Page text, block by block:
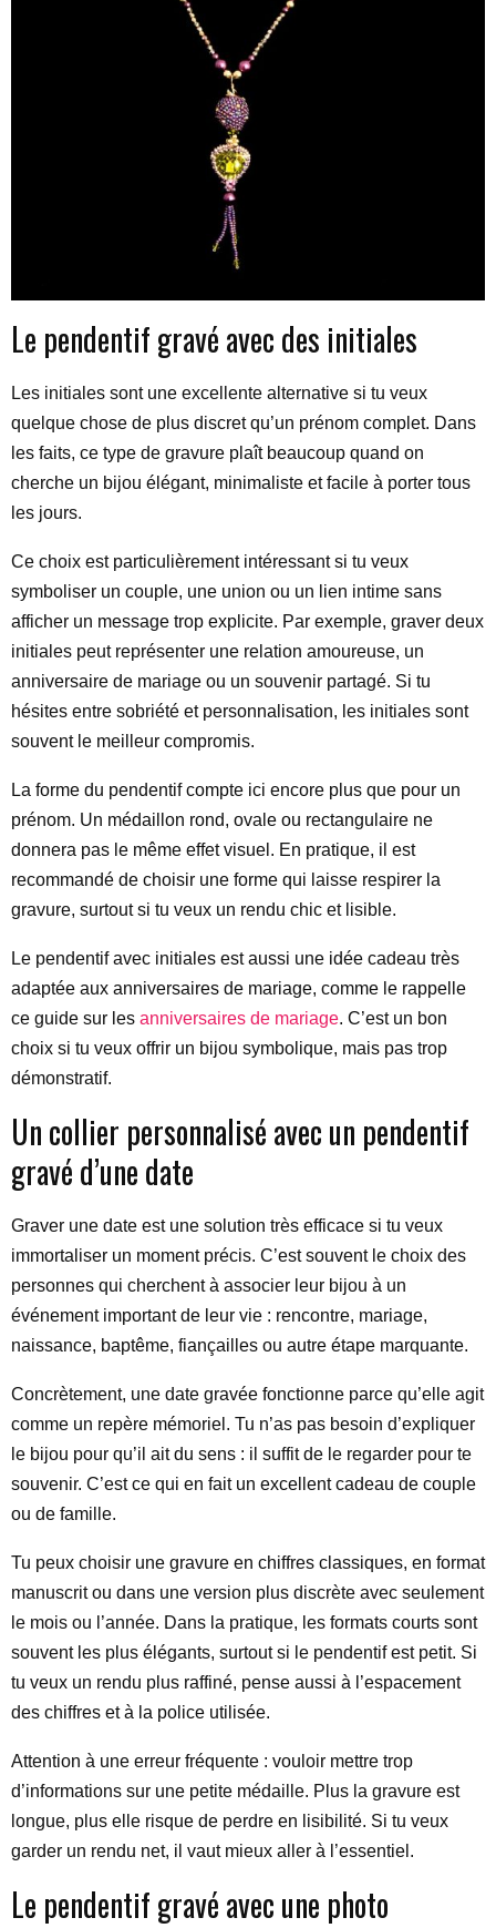
Le pendentif gravé avec des initiales
Les initiales sont une excellente alternative si tu veux
quelque chose de plus discret qu’un prénom complet. Dans
les faits, ce type de gravure plaît beaucoup quand on
cherche un bijou élégant, minimaliste et facile à porter tous
les jours.
Ce choix est particulièrement intéressant si tu veux
symboliser un couple, une union ou un lien intime sans
afficher un message trop explicite. Par exemple, graver deux
initiales peut représenter une relation amoureuse, un
anniversaire de mariage ou un souvenir partagé. Si tu
hésites entre sobriété et personnalisation, les initiales sont
souvent le meilleur compromis.
La forme du pendentif compte ici encore plus que pour un
prénom. Un médaillon rond, ovale ou rectangulaire ne
donnera pas le même effet visuel. En pratique, il est
recommandé de choisir une forme qui laisse respirer la
gravure, surtout si tu veux un rendu chic et lisible.
Le pendentif avec initiales est aussi une idée cadeau très
adaptée aux anniversaires de mariage, comme le rappelle
ce guide sur les anniversaires de mariage. C’est un bon
choix si tu veux offrir un bijou symbolique, mais pas trop
démonstratif.
Un collier personnalisé avec un pendentif
gravé d’une date
Graver une date est une solution très efficace si tu veux
immortaliser un moment précis. C’est souvent le choix des
personnes qui cherchent à associer leur bijou à un
événement important de leur vie : rencontre, mariage,
naissance, baptême, fiançailles ou autre étape marquante.
Concrètement, une date gravée fonctionne parce qu’elle agit
comme un repère mémoriel. Tu n’as pas besoin d’expliquer
le bijou pour qu’il ait du sens : il suffit de le regarder pour te
souvenir. C’est ce qui en fait un excellent cadeau de couple
ou de famille.
Tu peux choisir une gravure en chiffres classiques, en format
manuscrit ou dans une version plus discrète avec seulement
le mois ou l’année. Dans la pratique, les formats courts sont
souvent les plus élégants, surtout si le pendentif est petit. Si
tu veux un rendu plus raffiné, pense aussi à l’espacement
des chiffres et à la police utilisée.
Attention à une erreur fréquente : vouloir mettre trop
d’informations sur une petite médaille. Plus la gravure est
longue, plus elle risque de perdre en lisibilité. Si tu veux
garder un rendu net, il vaut mieux aller à l’essentiel.
Le pendentif gravé avec une photo